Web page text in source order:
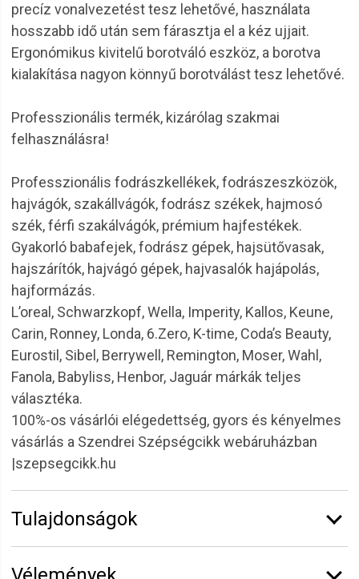
precíz vonalvezetést tesz lehetővé, használata
hosszabb idő után sem fárasztja el a kéz ujjait.
Ergonómikus kivitelű borotváló eszköz, a borotva
kialakítása nagyon könnyű borotválást tesz lehetővé.
Professzionális termék, kizárólag szakmai
felhasználásra!
Professzionális fodrászkellékek, fodrászeszközök,
hajvágók, szakállvágók, fodrász székek, hajmosó
szék, férfi szakálvágók, prémium hajfestékek.
Gyakorló babafejek, fodrász gépek, hajsütővasak,
hajszárítók, hajvágó gépek, hajvasalók hajápolás,
hajformázás.
L’oreal, Schwarzkopf, Wella, Imperity, Kallos, Keune,
Carin, Ronney, Londa, 6.Zero, K-time, Coda’s Beauty,
Eurostil, Sibel, Berrywell, Remington, Moser, Wahl,
Fanola, Babyliss, Henbor, Jaguár márkák teljes
választéka.
100%-os vásárlói elégedettség, gyors és kényelmes
vásárlás a Szendrei Szépségcikk webáruházban
|szepsegcikk.hu
Tulajdonságok